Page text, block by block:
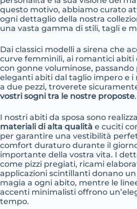
questo motivo, abbiamo curato
ogni dettaglio della nostra
una vasta gamma di stili, tagli e
Dai classici modelli a sirena che
curve femminili, ai romantici abiti
con gonne voluminose, passando
eleganti abiti dal taglio impero e
a due pezzi, troverete
vostri sogni tra le nostre proposte.
I nostri abiti da sposa sono
materiali di alta qualità e cuciti
per garantire una vestibilità
comfort duraturo durante il
importante della vostra vita. I
come pizzi pregiati, ricami
applicazioni scintillanti donano
magia a ogni abito, mentre le
accenti minimalisti offrono
tempo.